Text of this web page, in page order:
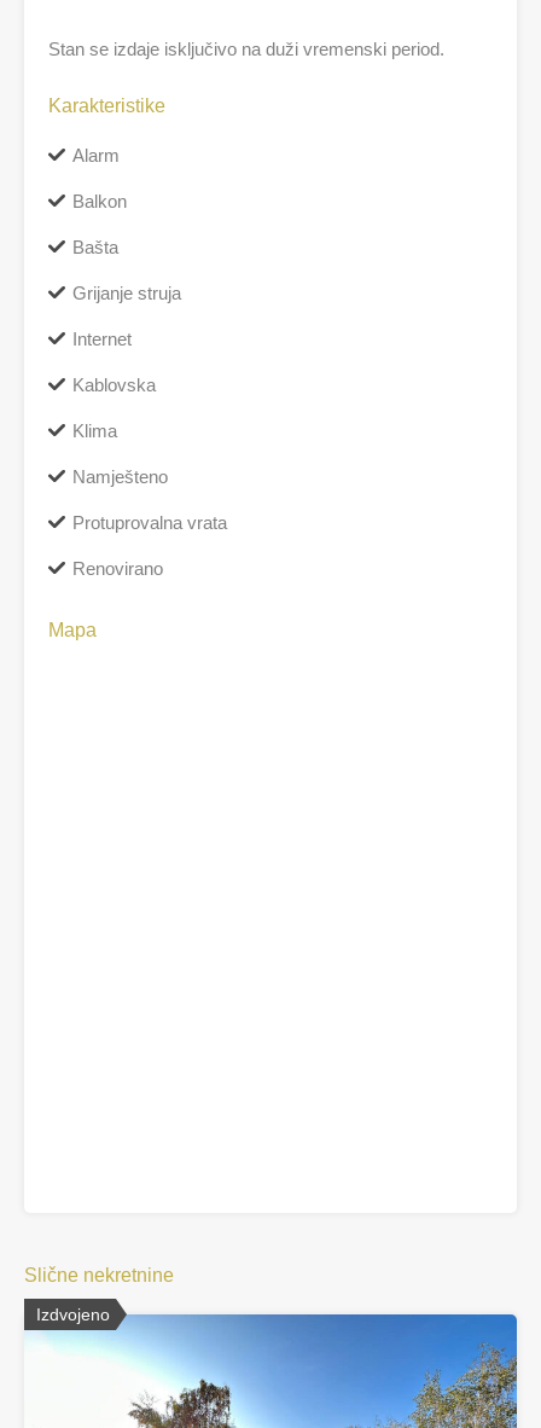
Stan se izdaje isključivo na duži vremenski period.
Karakteristike
Alarm
Balkon
Bašta
Grijanje struja
Internet
Kablovska
Klima
Namješteno
Protuprovalna vrata
Renovirano
Mapa
Slične nekretnine
Izdvojeno